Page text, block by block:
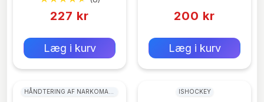
227 kr
Læg i kurv
200 kr
Læg i kurv
HÅNDTERING AF NARKOMANI
ISHOCKEY